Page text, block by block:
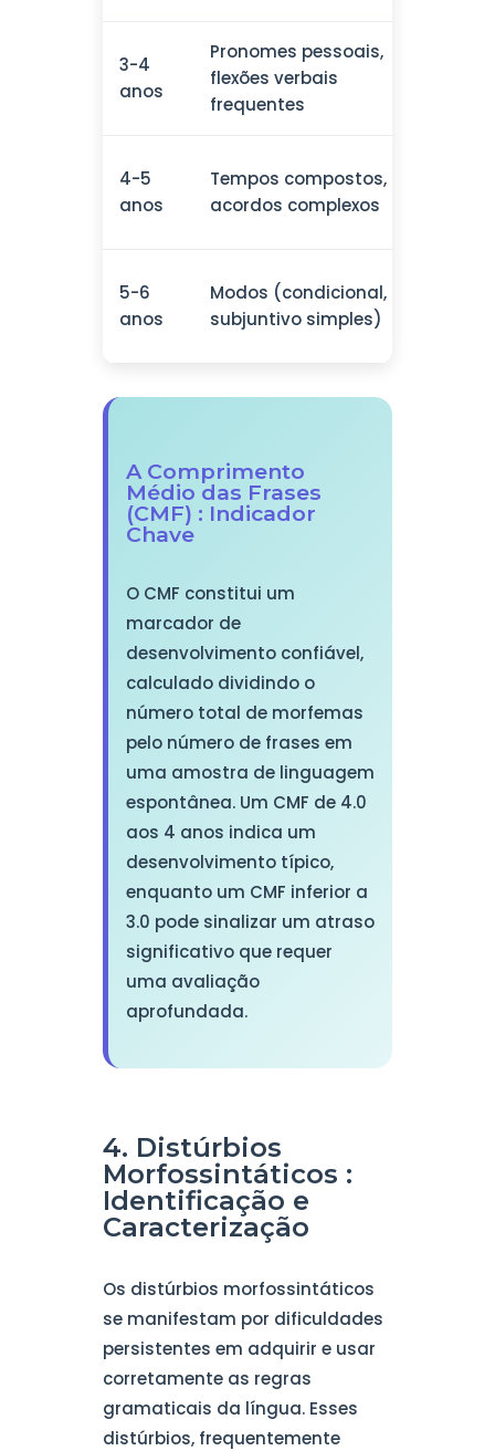
3-4
anos
Pronomes pessoais,
flexões verbais
frequentes
4-5
anos
Tempos compostos,
acordos complexos
5-6
anos
Modos (condicional,
subjuntivo simples)
A Comprimento
Médio das Frases
(CMF) : Indicador
Chave
O CMF constitui um
marcador de
desenvolvimento confiável,
calculado dividindo o
número total de morfemas
pelo número de frases em
uma amostra de linguagem
espontânea. Um CMF de 4.0
aos 4 anos indica um
desenvolvimento típico,
enquanto um CMF inferior a
3.0 pode sinalizar um atraso
significativo que requer
uma avaliação
aprofundada.
4. Distúrbios
Morfossintáticos :
Identificação e
Caracterização
Os distúrbios morfossintáticos
se manifestam por dificuldades
persistentes em adquirir e usar
corretamente as regras
gramaticais da língua. Esses
distúrbios, frequentemente